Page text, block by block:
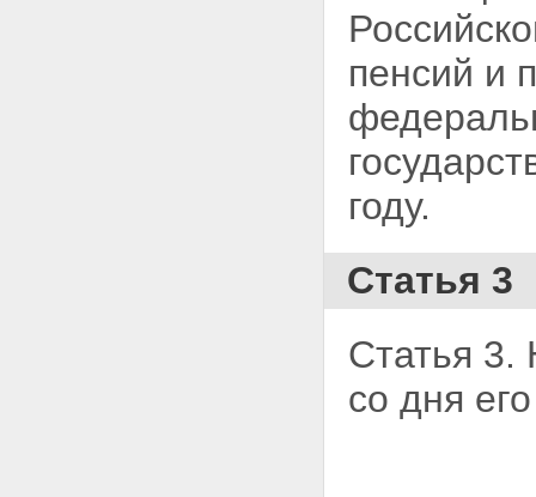
пенсий и
году.
Статья 3
Статья 3.
со дня